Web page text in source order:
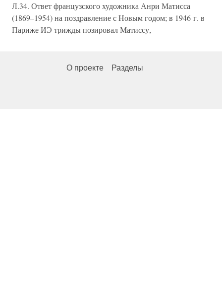
Л.34. Ответ французского художника Анри Матисса
(1869–1954) на поздравление с Новым годом; в 1946 г. в
Париже ИЭ трижды позировал Матиссу,
О проекте Разделы